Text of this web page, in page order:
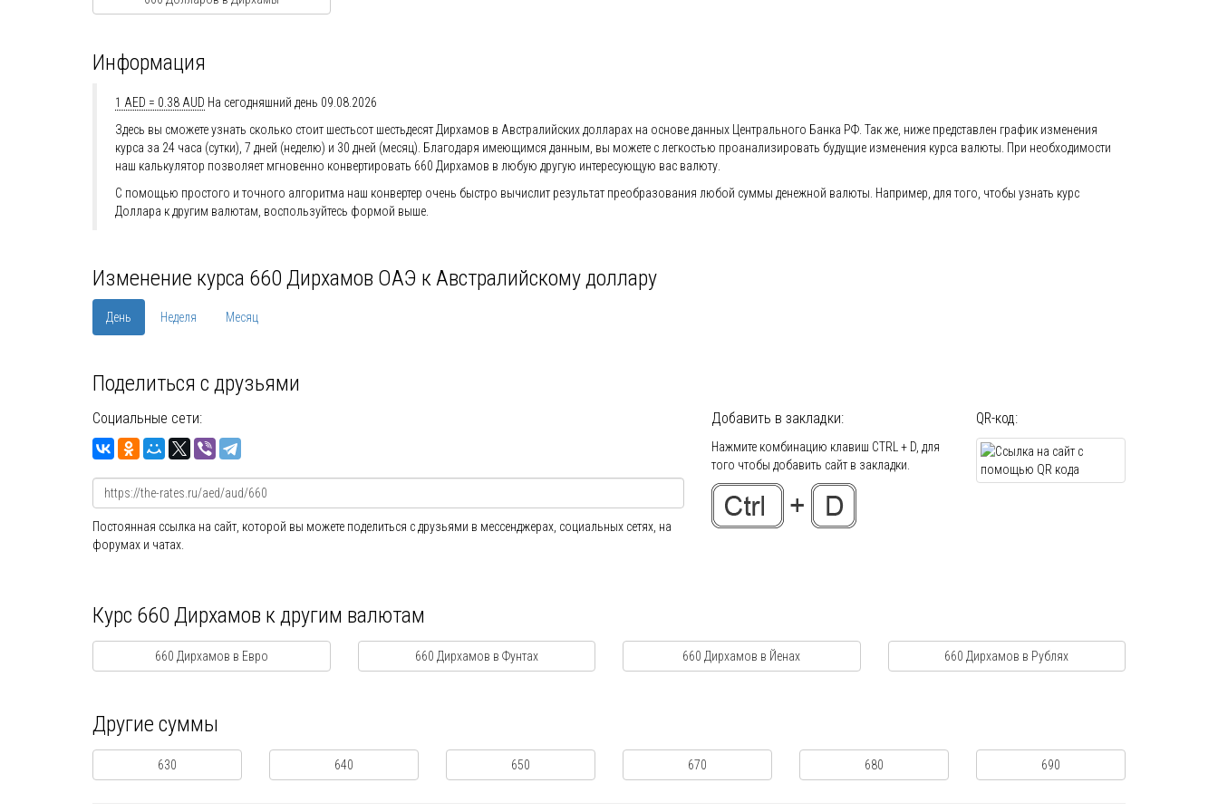
Информация
1 AED = 0.38 AUD На сегодняшний день 09.08.2026
Здесь вы сможете узнать сколько стоит шестьсот шестьдесят Дирхамов в Австралийских долларах на основе данных Центрального Банка РФ. Так же, ниже представлен график изменения
курса за 24 часа (сутки), 7 дней (неделю) и 30 дней (месяц). Благодаря имеющимся данным, вы можете с легкостью проанализировать будущие изменения курса валюты. При необходимости
наш калькулятор позволяет мгновенно конвертировать 660 Дирхамов в любую другую интересующую вас валюту.
С помощью простого и точного алгоритма наш конвертер очень быстро вычислит результат преобразования любой суммы денежной валюты. Например, для того, чтобы узнать курс
Доллара к другим валютам, воспользуйтесь формой выше.
Изменение курса 660 Дирхамов ОАЭ к Австралийскому доллару
День Неделя Месяц
Поделиться с друзьями
Социальные сети:
Постоянная ссылка на сайт, которой вы можете поделиться с друзьями в мессенджерах, социальных сетях, на
форумах и чатах.
Добавить в закладки:
Нажмите комбинацию клавиш CTRL + D, для
того чтобы добавить сайт в закладки.
QR-код:
Курс 660 Дирхамов к другим валютам
660 Дирхамов в Евро 660 Дирхамов в Фунтах 660 Дирхамов в Йенах 660 Дирхамов в Рублях
Другие суммы
630 640 650 670 680 690